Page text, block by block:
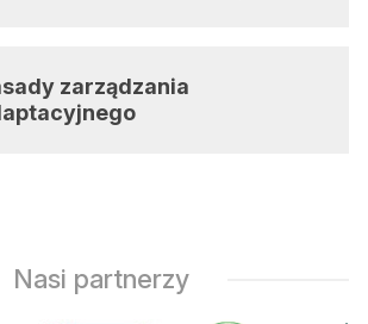
zarządzania
Nasi partnerzy